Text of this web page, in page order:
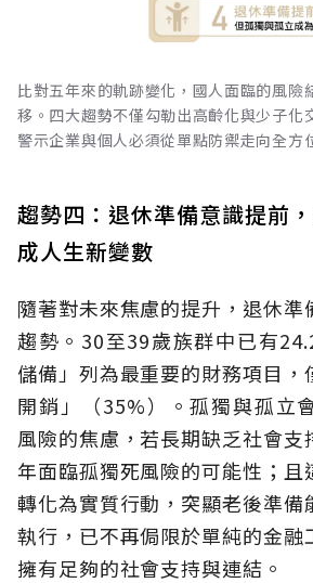
比對五年來的軌跡變化，國人面臨的風險
移。四大趨勢不僅勾勒出高齡化與少子化
警示企業與個人必須從單點防禦走向全方
趨勢四：退休準備意識提前
成人生新變數
隨著對未來焦慮的提升，退休準
趨勢。30至39歲族群中已有
儲備」列為最重要的財務項目，
開銷」（35%）。孤獨與孤立
風險的焦慮，若長期缺乏社會支
年面臨孤獨死風險的可能性；且
轉化為實質行動，突顯老後準備
執行，已不再侷限於單純的金融
擁有足夠的社會支持與連結。